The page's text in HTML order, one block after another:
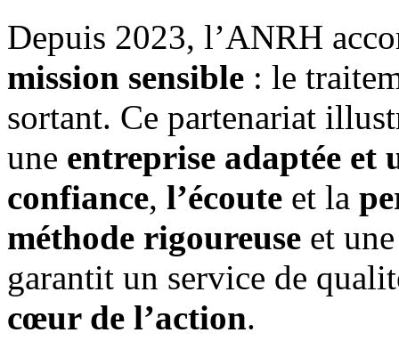
Depuis 2023, l’ANRH
mission sensible : le
sortant. Ce partenariat
une entreprise adaptée et
confiance, l’écoute et la
méthode rigoureuse et
garantit un service de
cœur de l’action.